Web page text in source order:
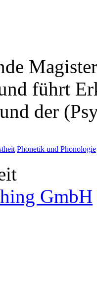
führt
der
Phonetik und Phonologie
GmbH